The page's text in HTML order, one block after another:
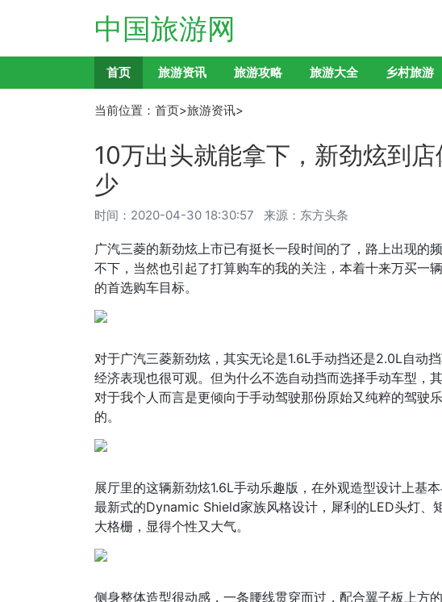
中国旅游网
首页 旅游资讯 旅游攻略 旅游大全 乡村旅游
当前位置： 首页>旅游资讯>
10万出头就能拿下，新劲炫到
少
时间： 2020-04-30 18:30:57 来源：东方头条
广汽三菱的新劲炫上市已有挺长一段时间的了，路上出现的
不下，当然也引起了打算购车的我的关注，本着十来万买一
的首选购车目标。
对于广汽三菱新劲炫，其实无论是1.6L手动挡还是2.0L自动
经济表现也很可观。但为什么不选自动挡而选择手动车型，
对于我个人而言是更倾向于手动驾驶那份原始又纯粹的驾
的。
展厅里的这辆新劲炫1.6L手动乐趣版，在外观造型设计上基
最新式的Dynamic Shield家族风格设计，犀利的LED头灯、
大格栅，显得个性又大气。
侧身整体造型很动感，一条腰线贯穿而过，配合翼子板上方